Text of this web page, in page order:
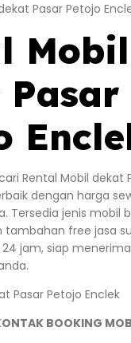
Pasar Petojo
Mobil
Rental Mobil dekat
dengan harga
Tersedia jenis mobil
tambahan free jasa
jam, siap
BOOKING